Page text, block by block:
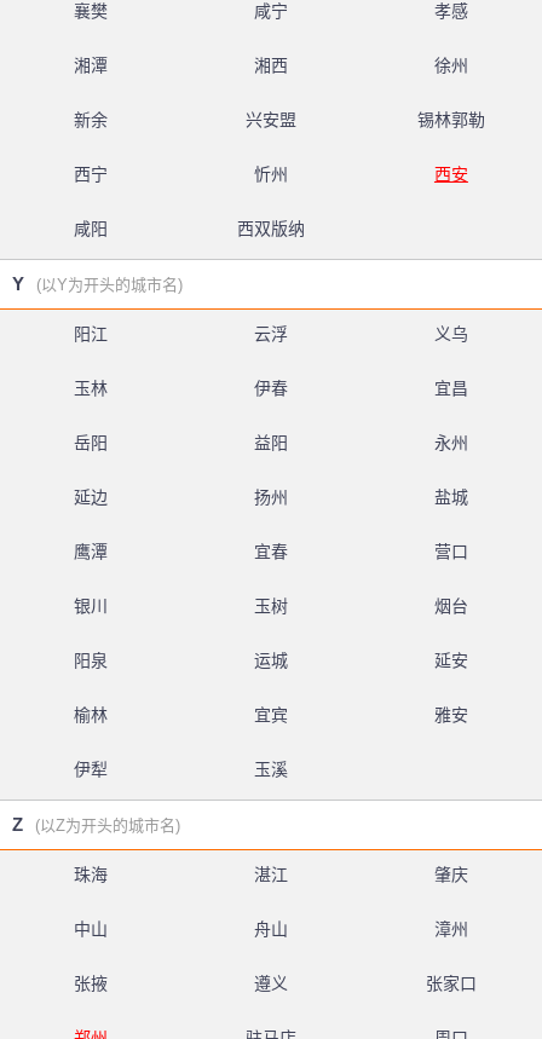
襄樊 咸宁 孝感
湘潭 湘西 徐州
新余 兴安盟 锡林郭勒
西宁 忻州 西安
咸阳 西双版纳
Y (以Y为开头的城市名)
阳江 云浮 义乌
玉林 伊春 宜昌
岳阳 益阳 永州
延边 扬州 盐城
鹰潭 宜春 营口
银川 玉树 烟台
阳泉 运城 延安
榆林 宜宾 雅安
伊犁 玉溪
Z (以Z为开头的城市名)
珠海 湛江 肇庆
中山 舟山 漳州
张掖 遵义 张家口